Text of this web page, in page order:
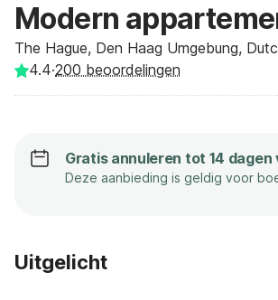
Modern
The Hague, Den Haag Umgebung,
4.4·200 beoordelingen
Gratis annuleren tot 14 dagen
Deze aanbieding is geldig voor
Uitgelicht